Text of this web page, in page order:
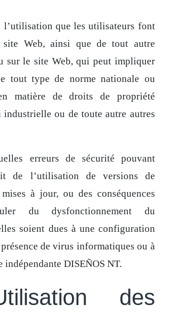
que les utilisateurs font
Web, ainsi que de tout autre
sur le site Web, qui peut impliquer
tout type de norme nationale ou
matière de droits de propriété
ou de toute autre autres
erreurs de sécurité pouvant
de l’utilisation de versions de
à jour, ou des conséquences
du dysfonctionnement du
soient dues à une configuration
de virus informatiques ou à
indépendante DISEÑOS NT.
des